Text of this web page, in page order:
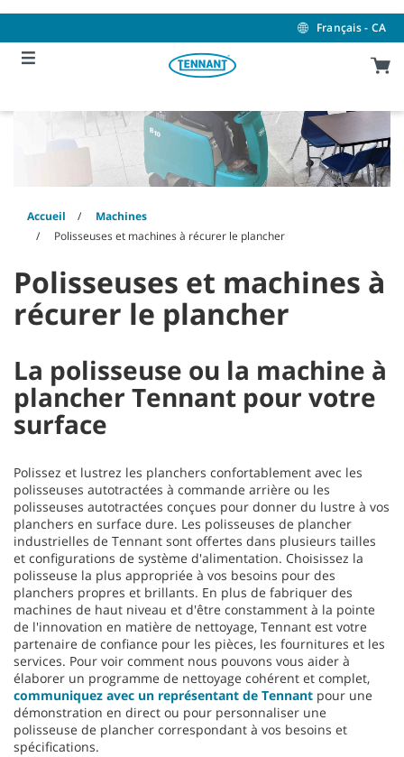
content
navigation
menu
Français - CA
Accueil
Machines
Polisseuses et machines à récurer le plancher
Polisseuses et machines à
récurer le plancher
La polisseuse ou la machine à
plancher Tennant pour votre
surface
Polissez et lustrez les planchers confortablement avec les
polisseuses autotractées à commande arrière ou les
polisseuses autotractées conçues pour donner du lustre à vos
planchers en surface dure. Les polisseuses de plancher
industrielles de Tennant sont offertes dans plusieurs tailles
et configurations de système d'alimentation. Choisissez la
polisseuse la plus appropriée à vos besoins pour des
planchers propres et brillants. En plus de fabriquer des
machines de haut niveau et d'être constamment à la pointe
de l'innovation en matière de nettoyage, Tennant est votre
partenaire de confiance pour les pièces, les fournitures et les
services. Pour voir comment nous pouvons vous aider à
élaborer un programme de nettoyage cohérent et complet,
communiquez avec un représentant de Tennant pour une
démonstration en direct ou pour personnaliser une
polisseuse de plancher correspondant à vos besoins et
spécifications.